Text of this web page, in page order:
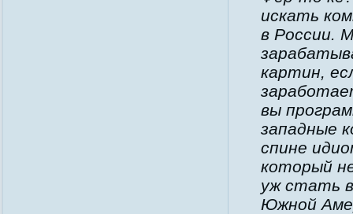
искать
в России.
картин,
вы
западные
спине
который
уж стать
Южной